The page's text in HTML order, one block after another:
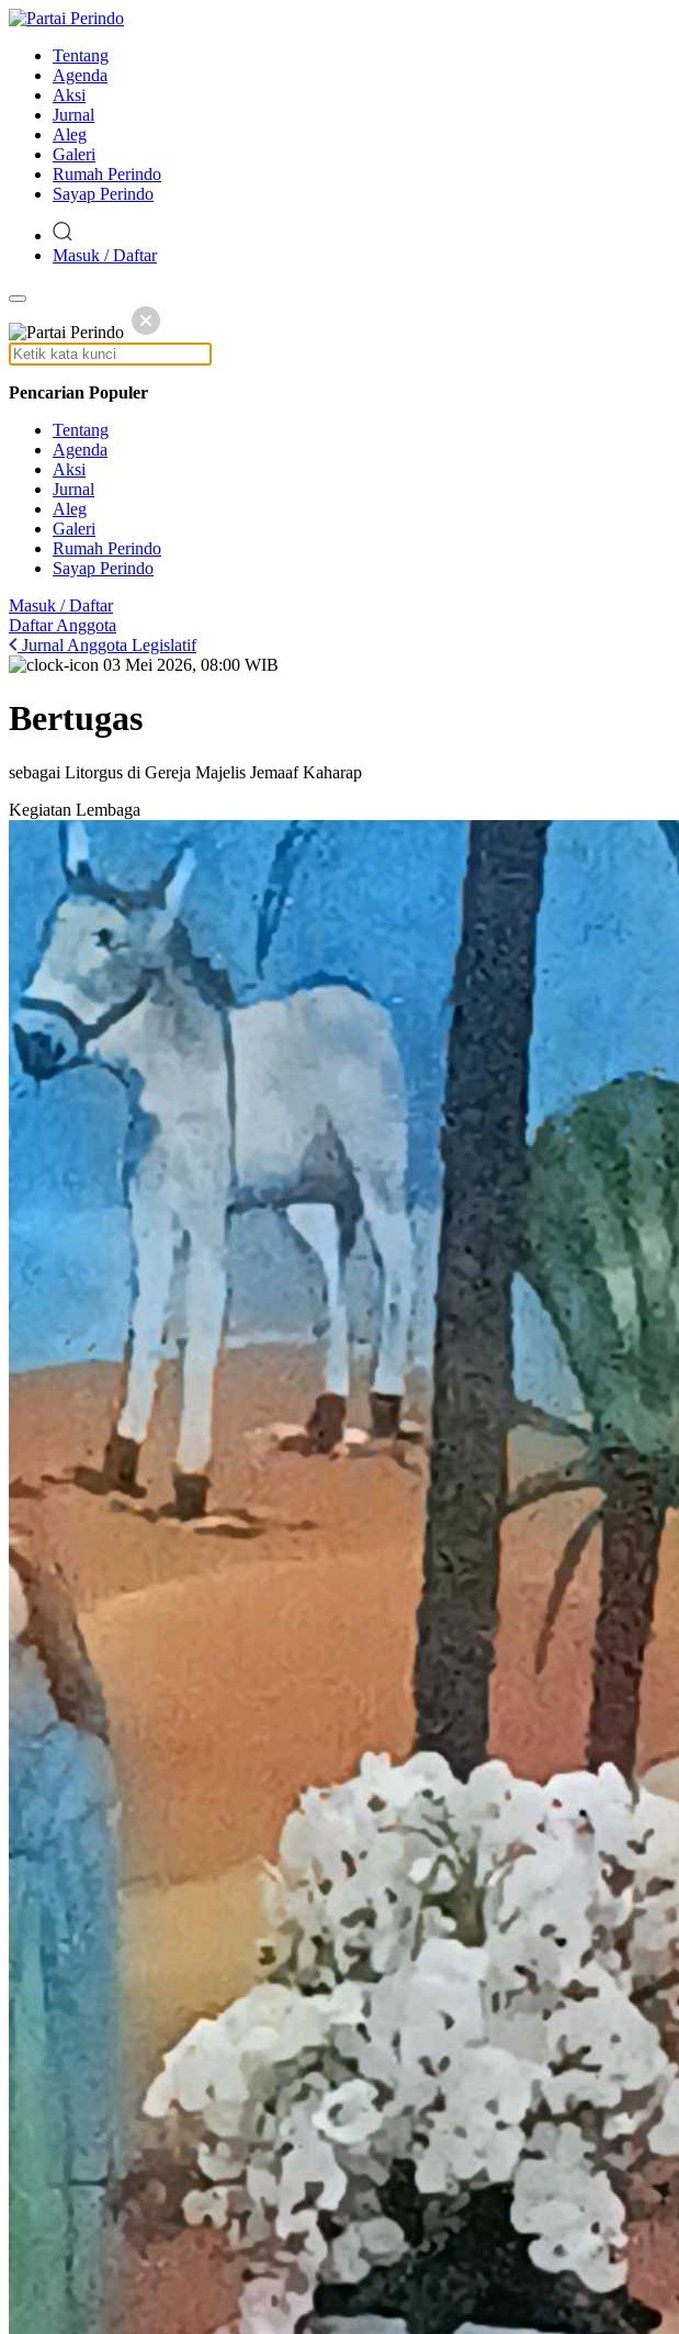
Tentang
Agenda
Aksi
Jurnal
Aleg
Galeri
Rumah Perindo
Sayap Perindo
Masuk / Daftar
Pencarian Populer
Tentang
Agenda
Aksi
Jurnal
Aleg
Galeri
Rumah Perindo
Sayap Perindo
Masuk / Daftar
Daftar Anggota
Jurnal Anggota Legislatif
03 Mei 2026, 08:00 WIB
Bertugas
sebagai Litorgus di Gereja Majelis Jemaaf Kaharap
Kegiatan Lembaga